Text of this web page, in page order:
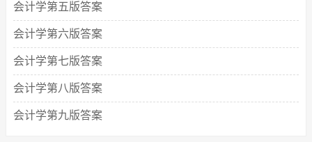
会计学第五版答案
会计学第六版答案
会计学第七版答案
会计学第八版答案
会计学第九版答案